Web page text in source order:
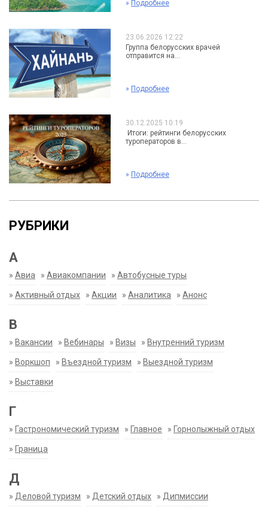
» Подробнее
23.06.2026 12:22
Группа белорусских врачей
отправится на...
» Подробнее
30.12.2025 10:19
Итоги: рейтинги белорусских
туроператоров в...
» Подробнее
РУБРИКИ
А
» Авиа » Авиакомпании » Автобусные туры
» Активный отдых » Акции » Аналитика » Анонс
В
» Вакансии » Вебинары » Визы » Внутренний туризм
» Воркшоп » Въездной туризм » Выездной туризм
» Выставки
Г
» Гастрономический туризм » Главное » Горнолыжный отдых
» Граница
Д
» Деловой туризм » Детский отдых » Дипмиссии